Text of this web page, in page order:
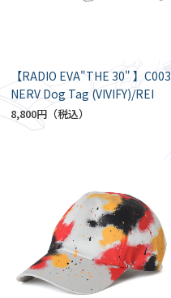
【RADIO EVA"THE 30" 】C003
NERV Dog Tag (VIVIFY)/REI
8,800円